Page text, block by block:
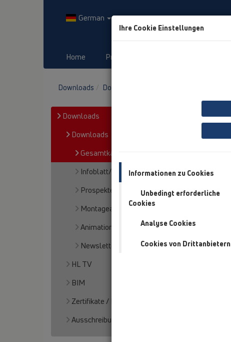
German
Home Produkte
Downloads Downloads
Downloads
Downloads
Gesamtkatalog
Infoblatt/Neuheiten
Prospekte
Montageanleitungen
Animation
Newsletter
HL TV
BIM
Zertifikate / Prüfzeugnisse
Ausschreibungstexte
Ihre Cookie Einstellungen
Informationen zu Cookies
Unbedingt erforderliche
Cookies
Analyse Cookies
Cookies von Drittanbietern